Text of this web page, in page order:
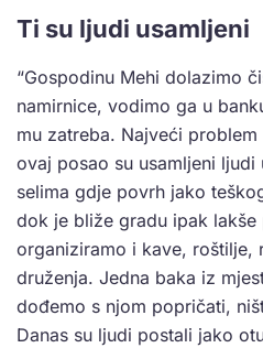
Ti su ljudi usamljeni
“Gospodinu Mehi dolazimo
namirnice, vodimo ga u
mu zatreba. Najveći
ovaj posao su usamljeni ljudi
selima gdje povrh jako
dok je bliže gradu ipak lakše
organiziramo i kave, roštilje,
druženja. Jedna baka iz
dođemo s njom popričati,
Danas su ljudi postali jako